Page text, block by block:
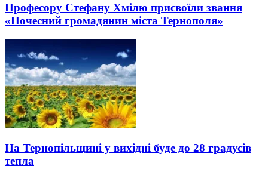
Професору Стефану Хмілю присвоїли звання
«Почесний громадянин міста Тернополя»
На Тернопільщині у вихідні буде до 28 градусів
тепла